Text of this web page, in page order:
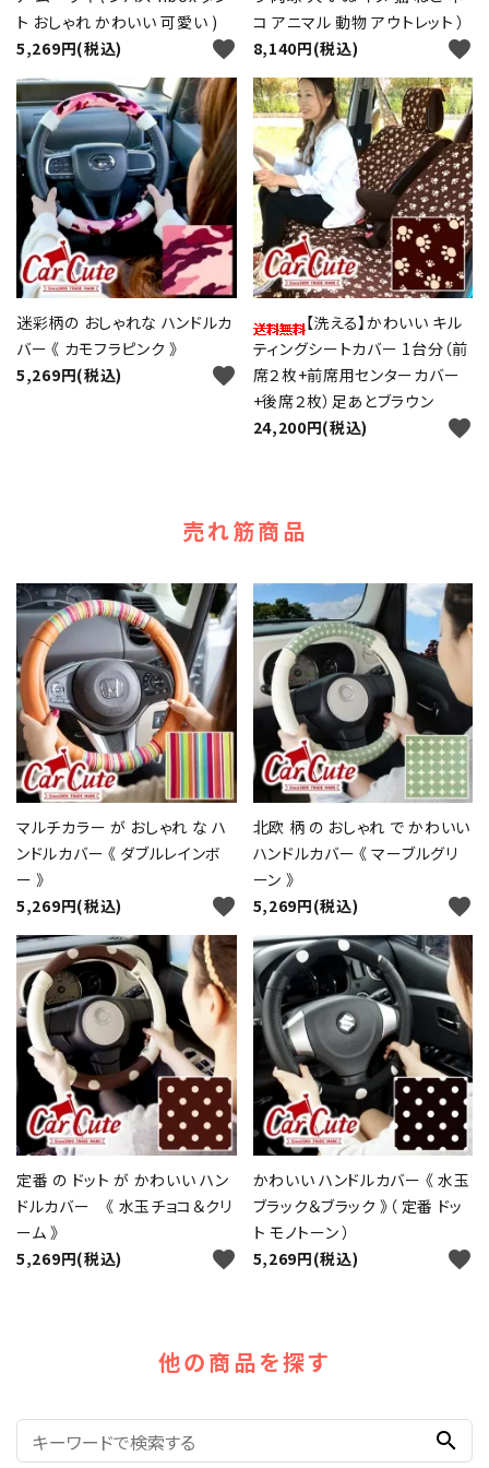
ト おしゃれ かわいい 可愛い )
5,269円(税込)
favorite
コ アニマル 動物 アウトレット ）
8,140円(税込)
favorite
迷彩柄の おしゃれな ハンドルカ
バー 《 カモフラピンク 》
5,269円(税込)
favorite
【洗える】かわいい キル
ティングシートカバー 1台分（前
席２枚+前席用センターカバー
+後席２枚）足あとブラウン
24,200円(税込)
favorite
売れ筋商品
マルチカラー が おしゃれ な ハ
ンドルカバー 《 ダブルレインボ
ー 》
5,269円(税込)
favorite
北欧 柄 の おしゃれ で かわいい
ハンドルカバー 《 マーブルグリ
ーン 》
5,269円(税込)
favorite
定番 の ドット が かわいい ハン
ドルカバー 《 水玉チョコ＆クリ
ーム 》
5,269円(税込)
favorite
かわいい ハンドルカバー 《 水玉
ブラック＆ブラック 》（ 定番 ドッ
ト モノトーン ）
5,269円(税込)
favorite
他の商品を探す
search